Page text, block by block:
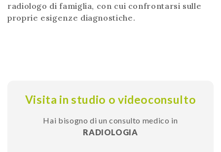
radiologo di famiglia, con cui confrontarsi sulle
proprie esigenze diagnostiche.
Visita in studio o videoconsulto
Hai bisogno di un consulto medico in
RADIOLOGIA